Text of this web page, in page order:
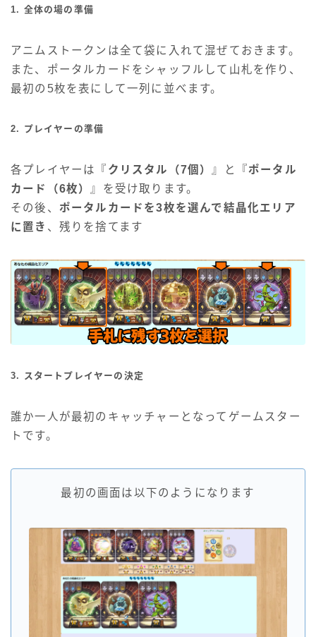
1. 全体の場の準備
アニムストークンは全て袋に入れて混ぜておきます。
また、ポータルカードをシャッフルして山札を作り、
最初の5枚を表にして一列に並べます。
2. プレイヤーの準備
各プレイヤーは『 クリスタル（7個） 』と『ポータル
カード（6枚）
』を受け取ります。
その後、 ポータルカードを3枚を選んで結晶化エリア
に置き 、残りを捨てます
3. スタートプレイヤーの決定
誰か一人が最初のキャッチャーとなってゲームスター
トです。
最初の画面は以下のようになります